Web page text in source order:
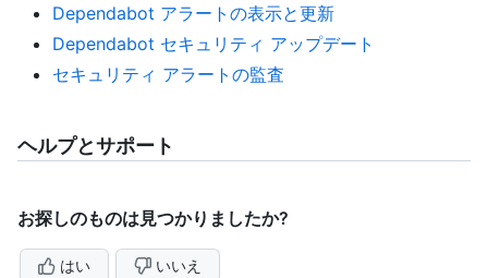
Dependabot アラートの表示と更新
Dependabot セキュリティ アップデート
セキュリティ アラートの監査
ヘルプとサポート
お探しのものは見つかりましたか?
はい いいえ